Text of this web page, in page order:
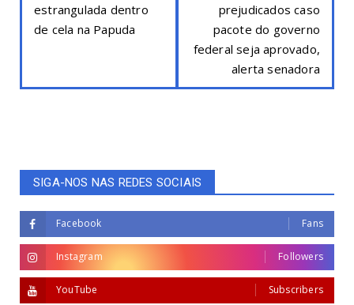
estrangulada dentro
de cela na Papuda
prejudicados caso
pacote do governo
federal seja aprovado,
alerta senadora
SIGA-NOS NAS REDES SOCIAIS
Facebook Fans
Instagram Followers
YouTube Subscribers